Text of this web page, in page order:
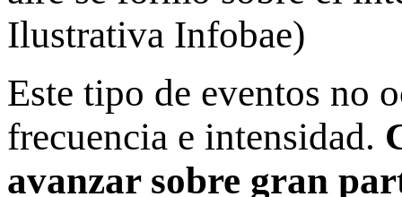
Ilustrativa Infobae)
Este tipo de eventos no
frecuencia e intensidad.
avanzar sobre gran